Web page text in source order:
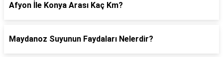
Afyon İle Konya Arası Kaç Km?
Maydanoz Suyunun Faydaları Nelerdir?